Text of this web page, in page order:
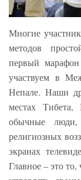
Многие
методов
первый
участвуем в
Непале. Наши
местах
обычные
религиозных
экранах
Главное – это